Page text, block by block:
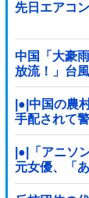
先日エアコ
中国「大豪
放流！」台
（画像」中
→
|●|中国の農
手配されて
か……
|●|「アニソ
元女優、「
を食らって